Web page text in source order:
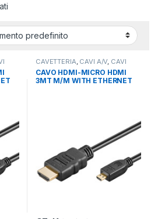
CAVETTERIA, CAVI A/V, CAVI
HDMI
CAVO HDMI-MICRO HDMI
3MT M/M WITH ETHERNET